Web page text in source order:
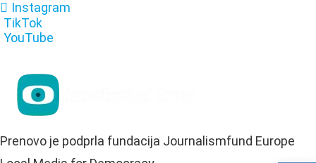
Instagram
TikTok
YouTube
Prenovo je podprla fundacija Journalismfund Europe